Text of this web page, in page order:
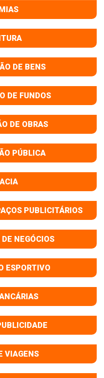
DE BENS
DE FUNDOS
DE OBRAS
PÚBLICA
PUBLICITÁRIOS
NEGÓCIOS
ESPORTIVO
VIAGENS